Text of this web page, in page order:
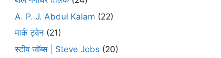
A. P. J. Abdul Kalam (22)
मार्क ट्वेन (21)
स्टीव जॉब्स | Steve Jobs (20)